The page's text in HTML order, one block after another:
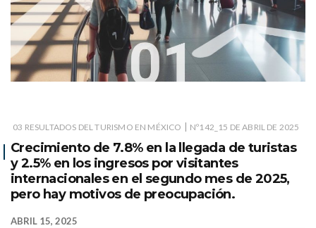
03 RESULTADOS DEL TURISMO EN MÉXICO | Nº142_15 DE ABRIL DE 2025
Crecimiento de 7.8% en la llegada de turistas
y 2.5% en los ingresos por visitantes
internacionales en el segundo mes de 2025,
pero hay motivos de preocupación.
ABRIL 15, 2025